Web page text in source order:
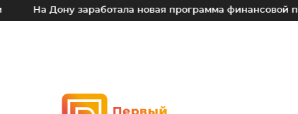
заработала новая программа финансовой поддержки